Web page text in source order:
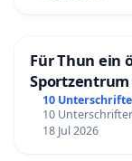
Für Thun ein
10
10
18 Jul 2026